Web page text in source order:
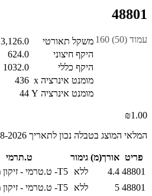
48801
עמוד (50) 160 משקל תאורטי 3,126.0
היקף חיצוני
624.0
היקף כללי
1032.0
מומנט אינרציה x
436
מומנט אינרציה Y
44
₪1.00
המלאי המוצג בטבלה נכון לתאריך 06-08-2026 בשעה 06:33:28 מתוכנן לייצור
פריט אורך(מ) גימור ט.תרמי
48801
4.4 ללא T5- ט.טרמי - זיקון מלאכותי
48801
5 ללא T5- ט.טרמי - זיקון מלאכותי